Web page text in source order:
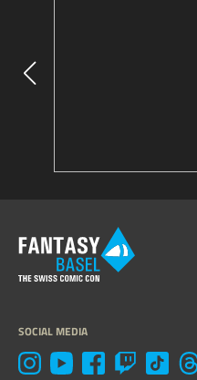
SOCIAL MEDIA